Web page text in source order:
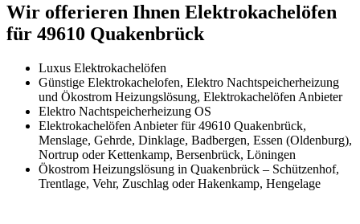
Wir offerieren Ihnen Elektrokachelöfen
für 49610 Quakenbrück
Luxus Elektrokachelöfen
Günstige Elektrokachelofen, Elektro Nachtspeicherheizung
und Ökostrom Heizungslösung, Elektrokachelöfen Anbieter
Elektro Nachtspeicherheizung OS
Elektrokachelöfen Anbieter für 49610 Quakenbrück,
Menslage, Gehrde, Dinklage, Badbergen, Essen (Oldenburg),
Nortrup oder Kettenkamp, Bersenbrück, Löningen
Ökostrom Heizungslösung in Quakenbrück – Schützenhof,
Trentlage, Vehr, Zuschlag oder Hakenkamp, Hengelage